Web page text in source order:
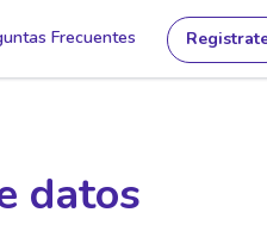
Frecuentes
datos